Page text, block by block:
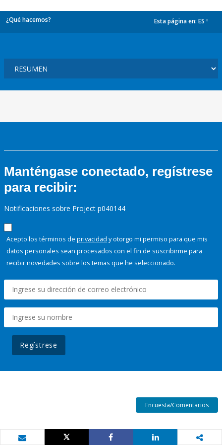
¿Qué hacemos? Esta página en: ES
Manténgase conectado, regístrese
para recibir:
Notificaciones sobre Project p040144
Acepto los términos de privacidad y otorgo mi permiso para que mis
datos personales sean procesados con el fin de suscribirme para
recibir novedades sobre los temas que he seleccionado.
Regístrese
Encuesta/Comentarios